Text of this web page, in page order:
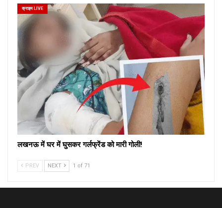
क्राइम LIVE
लखनऊ में घर में घुसकर गर्लफ्रेंड को मारी गोली!
PREV NEXT 1 of 71